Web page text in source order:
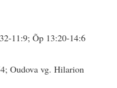
11:9; Õp 13:20-14:6
Oudova vg. Hilarion